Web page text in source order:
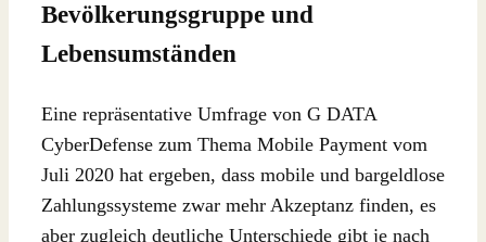
Bevölkerungsgruppe und
Lebensumständen
Eine repräsentative Umfrage von G DATA
CyberDefense zum Thema Mobile Payment vom
Juli 2020 hat ergeben, dass mobile und bargeldlose
Zahlungssysteme zwar mehr Akzeptanz finden, es
aber zugleich deutliche Unterschiede gibt je nach